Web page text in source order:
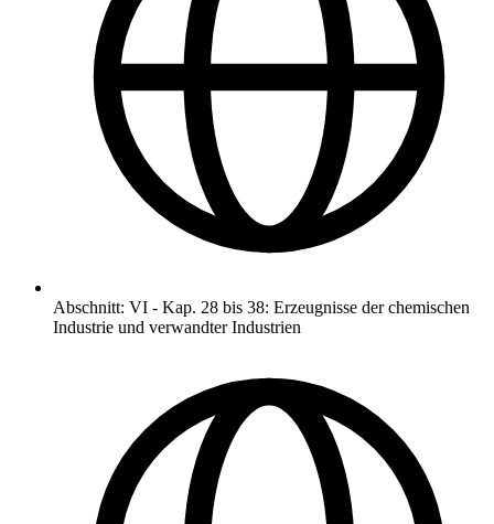
Abschnitt: VI - Kap. 28 bis 38: Erzeugnisse der chemischen
Industrie und verwandter Industrien